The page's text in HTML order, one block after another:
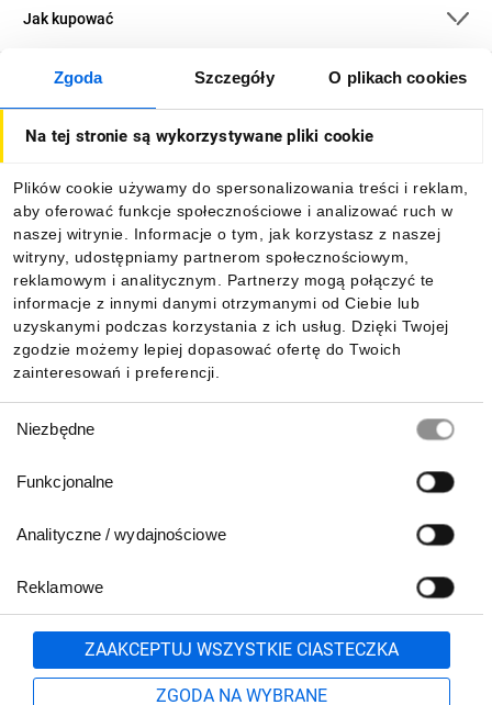
Zgoda Szczegóły O plikach cookies
Na tej stronie są wykorzystywane pliki cookie
Plików cookie używamy do spersonalizowania treści i reklam,
aby oferować funkcje społecznościowe i analizować ruch w
naszej witrynie. Informacje o tym, jak korzystasz z naszej
witryny, udostępniamy partnerom społecznościowym,
reklamowym i analitycznym. Partnerzy mogą połączyć te
informacje z innymi danymi otrzymanymi od Ciebie lub
uzyskanymi podczas korzystania z ich usług. Dzięki Twojej
zgodzie możemy lepiej dopasować ofertę do Twoich
zainteresowań i preferencji.
zgody
Niezbędne
Funkcjonalne
Analityczne / wydajnościowe
Reklamowe
ZAAKCEPTUJ WSZYSTKIE CIASTECZKA
ZGODA NA WYBRANE
Jak kupować
O firmie
Informacje
Pobierz naszą aplikację mobilną:
801 500 700 lub
71 37 61 600
Formularz kontaktowy